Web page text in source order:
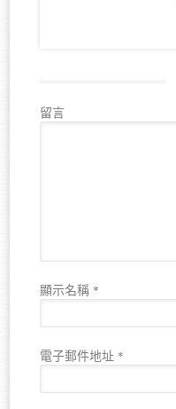
留言
顯示名稱 *
電子郵件地址 *